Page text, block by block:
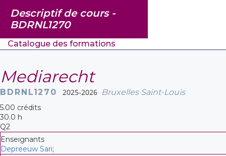
Descriptif de cours -
BDRNL1270
Catalogue des formations
Mediarecht
BDRNL1270 2025-2026 Bruxelles Saint-Louis
5.00 crédits
30.0 h
Q2
Enseignants
Depreeuw Sari;